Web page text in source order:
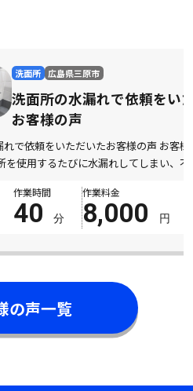
原市
漏れで依頼をいただいた
いたお客様の声 お客様からのメッ
水漏れしてしまい、不安になって
で丁寧で安心 […]
作業料金
8,000 円
の声一覧